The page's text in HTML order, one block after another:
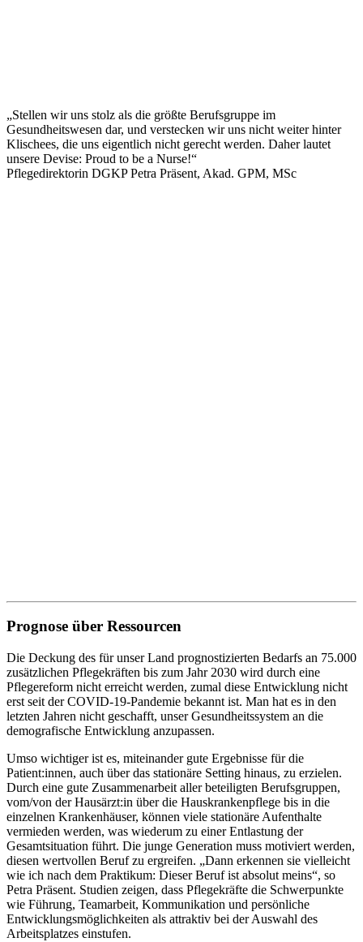
„Stellen wir uns stolz als die größte Berufsgruppe im
Gesundheitswesen dar, und verstecken wir uns nicht weiter hinter
Klischees, die uns eigentlich nicht gerecht werden. Daher lautet
unsere Devise: Proud to be a Nurse!“
Pflegedirektorin DGKP Petra Präsent, Akad. GPM, MSc
Prognose über Ressourcen
Die Deckung des für unser Land prognostizierten Bedarfs an 75.000
zusätzlichen Pflegekräften bis zum Jahr 2030 wird durch eine
Pflegereform nicht erreicht werden, zumal diese Entwicklung nicht
erst seit der COVID-19-Pandemie bekannt ist. Man hat es in den
letzten Jahren nicht geschafft, unser Gesundheitssystem an die
demografische Entwicklung anzupassen.
Umso wichtiger ist es, miteinander gute Ergebnisse für die
Patient:innen, auch über das stationäre Setting hinaus, zu erzielen.
Durch eine gute Zusammenarbeit aller beteiligten Berufsgruppen,
vom/von der Hausärzt:in über die Hauskrankenpflege bis in die
einzelnen Krankenhäuser, können viele stationäre Aufenthalte
vermieden werden, was wiederum zu einer Entlastung der
Gesamtsituation führt. Die junge Generation muss motiviert werden,
diesen wertvollen Beruf zu ergreifen. „Dann erkennen sie vielleicht
wie ich nach dem Praktikum: Dieser Beruf ist absolut meins“, so
Petra Präsent. Studien zeigen, dass Pflegekräfte die Schwerpunkte
wie Führung, Teamarbeit, Kommunikation und persönliche
Entwicklungsmöglichkeiten als attraktiv bei der Auswahl des
Arbeitsplatzes einstufen.